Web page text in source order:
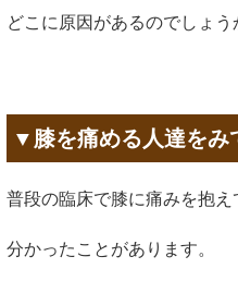
どこに原因があるのでしょう
▼膝を痛める人達をみ
普段の臨床で膝に痛みを抱え
分かったことがあります。